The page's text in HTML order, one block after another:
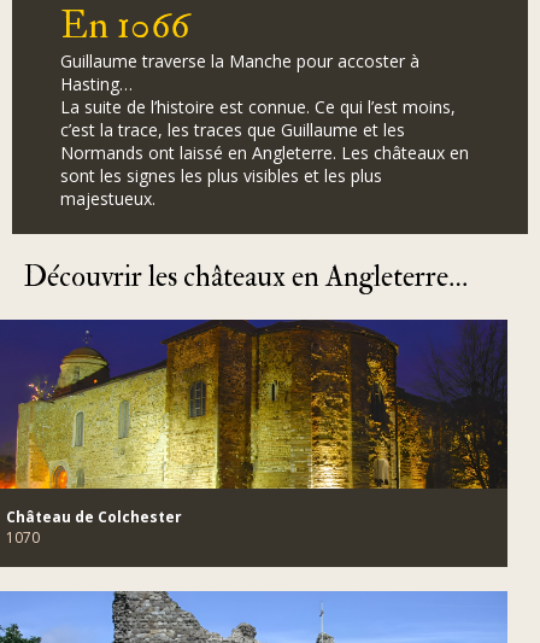
En 1066
Guillaume traverse la Manche pour accoster à
Hasting…
La suite de l’histoire est connue. Ce qui l’est moins,
c’est la trace, les traces que Guillaume et les
Normands ont laissé en Angleterre. Les châteaux en
sont les signes les plus visibles et les plus
majestueux.
Découvrir les châteaux en Angleterre…
Château de Colchester
1070